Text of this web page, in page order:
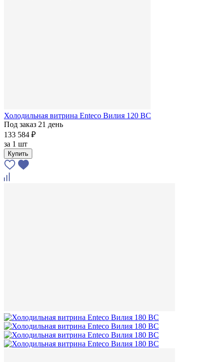
Холодильная витрина Enteco Вилия 120 ВС
Под заказ 21 день
133 584 ₽
за 1 шт
Купить